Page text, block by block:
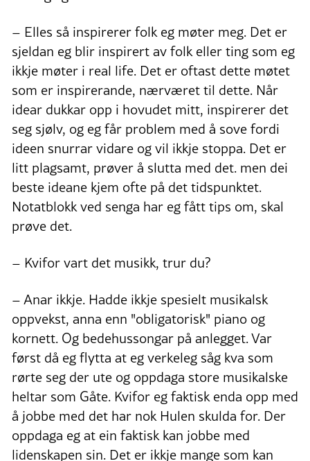
– Elles så inspirerer folk eg møter meg. Det er
sjeldan eg blir inspirert av folk eller ting som eg
ikkje møter i real life. Det er oftast dette møtet
som er inspirerande, nærværet til dette. Når
idear dukkar opp i hovudet mitt, inspirerer det
seg sjølv, og eg får problem med å sove fordi
ideen snurrar vidare og vil ikkje stoppa. Det er
litt plagsamt, prøver å slutta med det. men dei
beste ideane kjem ofte på det tidspunktet.
Notatblokk ved senga har eg fått tips om, skal
prøve det.
– Kvifor vart det musikk, trur du?
– Anar ikkje. Hadde ikkje spesielt musikalsk
oppvekst, anna enn "obligatorisk" piano og
kornett. Og bedehussongar på anlegget. Var
først då eg flytta at eg verkeleg såg kva som
rørte seg der ute og oppdaga store musikalske
heltar som Gåte. Kvifor eg faktisk enda opp med
å jobbe med det har nok Hulen skulda for. Der
oppdaga eg at ein faktisk kan jobbe med
lidenskapen sin. Det er ikkje mange som kan